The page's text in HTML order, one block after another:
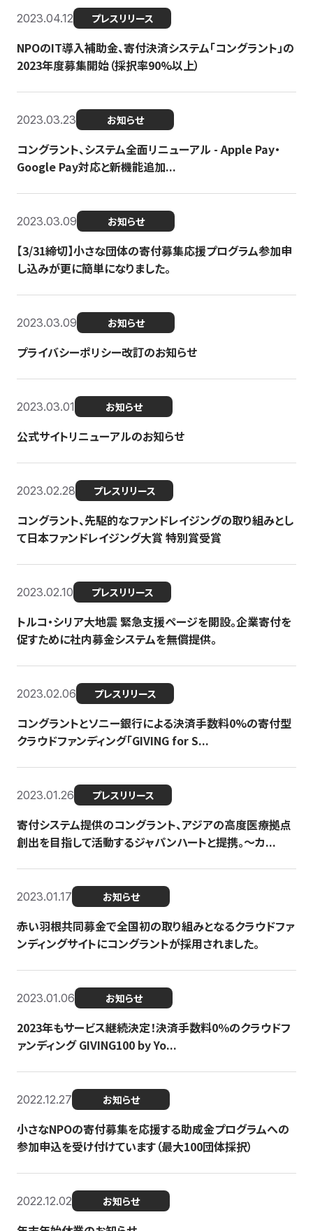
2023.04.12 プレスリリース
NPOのIT導入補助金、寄付決済システム「コングラント」の
2023年度募集開始（採択率90%以上）
2023.03.23 お知らせ
コングラント、システム全面リニューアル - Apple Pay・
Google Pay対応と新機能追加...
2023.03.09 お知らせ
【3/31締切】小さな団体の寄付募集応援プログラム参加申
し込みが更に簡単になりました。
2023.03.09 お知らせ
プライバシーポリシー改訂のお知らせ
2023.03.01 お知らせ
公式サイトリニューアルのお知らせ
2023.02.28 プレスリリース
コングラント、先駆的なファンドレイジングの取り組みとし
て日本ファンドレイジング大賞 特別賞受賞
2023.02.10 プレスリリース
トルコ・シリア大地震 緊急支援ページを開設。企業寄付を
促すために社内募金システムを無償提供。
2023.02.06 プレスリリース
コングラントとソニー銀行による決済手数料0%の寄付型
クラウドファンディング「GIVING for S...
2023.01.26 プレスリリース
寄付システム提供のコングラント、アジアの高度医療拠点
創出を目指して活動するジャパンハートと提携。〜カ...
2023.01.17 お知らせ
赤い羽根共同募金で全国初の取り組みとなるクラウドファ
ンディングサイトにコングラントが採用されました。
2023.01.06 お知らせ
2023年もサービス継続決定！決済手数料0％のクラウドフ
ァンディング GIVING100 by Yo...
2022.12.27 お知らせ
小さなNPOの寄付募集を応援する助成金プログラムへの
参加申込を受け付けています（最大100団体採択）
2022.12.02 お知らせ